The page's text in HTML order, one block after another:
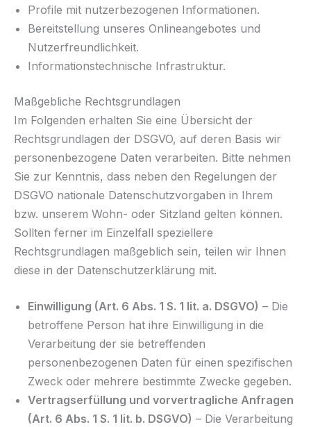
Profile mit nutzerbezogenen Informationen.
Bereitstellung unseres Onlineangebotes und
Nutzerfreundlichkeit.
Informationstechnische Infrastruktur.
Maßgebliche Rechtsgrundlagen
Im Folgenden erhalten Sie eine Übersicht der
Rechtsgrundlagen der DSGVO, auf deren Basis wir
personenbezogene Daten verarbeiten. Bitte nehmen
Sie zur Kenntnis, dass neben den Regelungen der
DSGVO nationale Datenschutzvorgaben in Ihrem
bzw. unserem Wohn- oder Sitzland gelten können.
Sollten ferner im Einzelfall speziellere
Rechtsgrundlagen maßgeblich sein, teilen wir Ihnen
diese in der Datenschutzerklärung mit.
Einwilligung (Art. 6 Abs. 1 S. 1 lit. a. DSGVO) – Die
betroffene Person hat ihre Einwilligung in die
Verarbeitung der sie betreffenden
personenbezogenen Daten für einen spezifischen
Zweck oder mehrere bestimmte Zwecke gegeben.
Vertragserfüllung und vorvertragliche Anfragen
(Art. 6 Abs. 1 S. 1 lit. b. DSGVO) – Die Verarbeitung